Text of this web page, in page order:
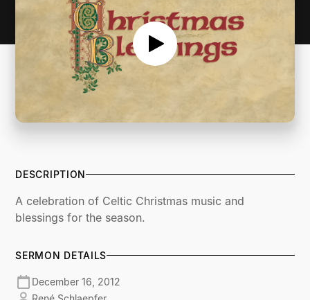
DESCRIPTION
A celebration of Celtic Christmas music and
blessings for the season.
SERMON DETAILS
December 16, 2012